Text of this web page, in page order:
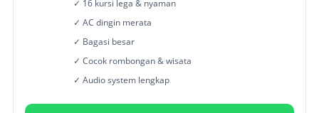
✓ 16 kursi lega & nyaman
✓ AC dingin merata
✓ Bagasi besar
✓ Cocok rombongan & wisata
✓ Audio system lengkap